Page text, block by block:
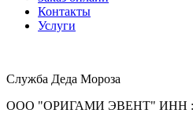
Контакты
Услуги
Служба Деда Мороза
ООО "ОРИГАМИ ЭВЕНТ" ИНН :